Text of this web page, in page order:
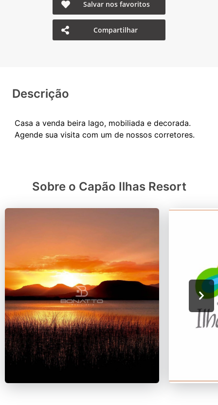
Salvar nos favoritos
Compartilhar
Descrição
Casa a venda beira lago, mobiliada e decorada.
Sobre o Capão Ilhas Resort